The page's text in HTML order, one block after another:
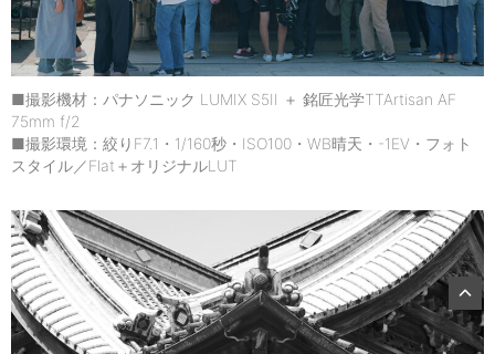
■撮影機材：パナソニック LUMIX S5II ＋ 銘匠光学TTArtisan AF
75mm f/2
■撮影環境：絞りF7.1・1/160秒・ISO100・WB晴天・-1EV・フォト
スタイル／Flat＋オリジナルLUT